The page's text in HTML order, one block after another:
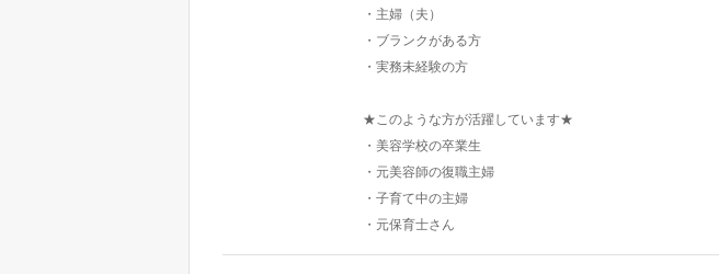
・主婦（夫）
・ブランクがある方
・実務未経験の方
★このような方が活躍しています★
・美容学校の卒業生
・元美容師の復職主婦
・子育て中の主婦
・元保育士さん